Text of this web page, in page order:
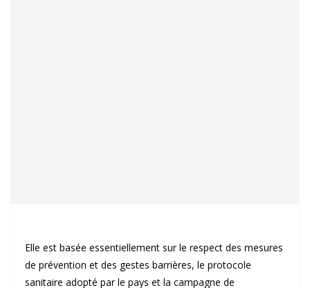
Elle est basée essentiellement sur le respect des mesures
de prévention et des gestes barrières, le protocole
sanitaire adopté par le pays et la campagne de